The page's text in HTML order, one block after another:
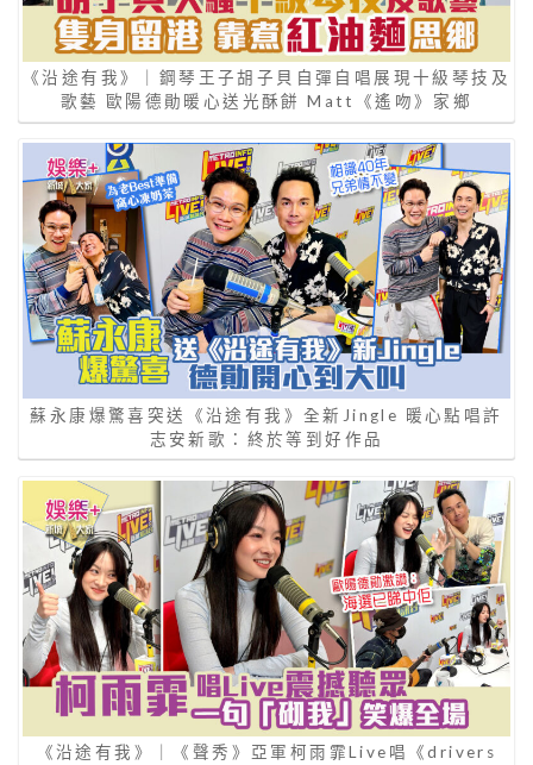
《沿途有我》｜鋼琴王子胡子貝自彈自唱展現十級琴技及
歌藝 歐陽德勛暖心送光酥餅 Matt《遙吻》家鄉
蘇永康爆驚喜突送《沿途有我》全新Jingle 暖心點唱許
志安新歌：終於等到好作品
《沿途有我》｜《聲秀》亞軍柯雨霏Live唱《drivers